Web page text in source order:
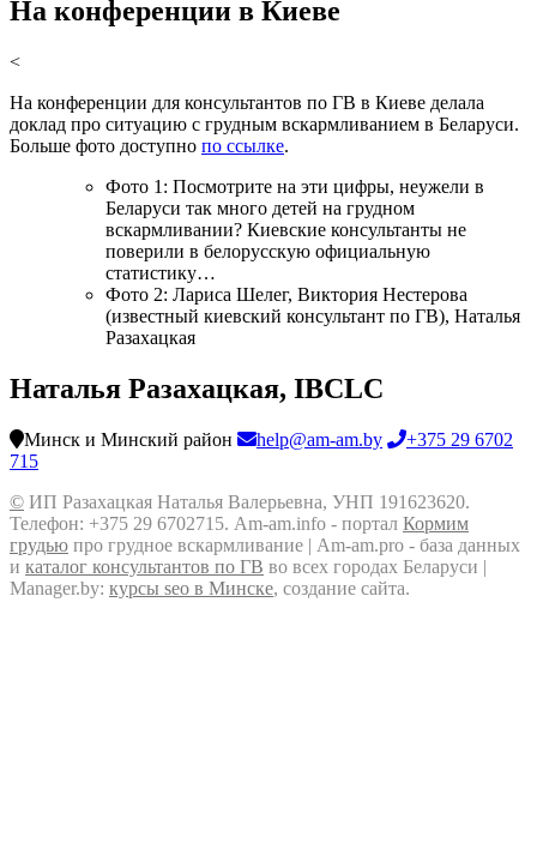
На конференции в Киеве
<
На конференции для консультантов по ГВ в Киеве делала
доклад про ситуацию с грудным вскармливанием в Беларуси.
Больше фото доступно по ссылке.
Фото 1: Посмотрите на эти цифры, неужели в
Беларуси так много детей на грудном
вскармливании? Киевские консультанты не
поверили в белорусскую официальную
статистику…
Фото 2: Лариса Шелег, Виктория Нестерова
(известный киевский консультант по ГВ), Наталья
Разахацкая
Наталья Разахацкая, IBCLC
Минск и Минский район help@am-am.by
+375 29 6702
715
© ИП Разахацкая Наталья Валерьевна, УНП 191623620.
Телефон: +375 29 6702715. Am-am.info - портал Кормим
грудью про грудное вскармливание | Am-am.pro - база данных
и каталог консультантов по ГВ во всех городах Беларуси |
Manager.by: курсы seo в Минске, создание сайта.